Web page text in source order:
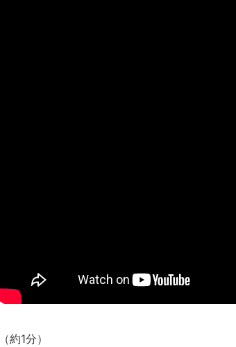
オーストラリアの男性飛行家 太平洋横断
「ム、ムリです・・・」メガネ美人ナー
（約1分）